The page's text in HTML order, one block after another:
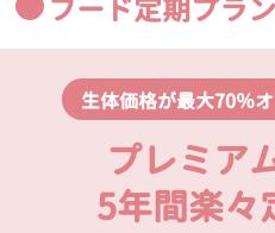
フード定期プラン
生体価格が最大70％
プレミア
5年間楽々